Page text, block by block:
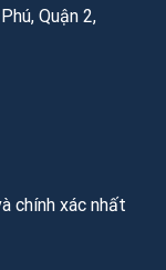
Quận 2,
chính xác nhất